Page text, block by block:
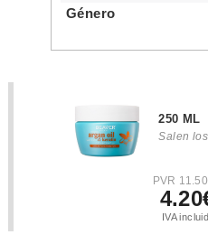
Género
250 ML
Salen
PVR
IVA